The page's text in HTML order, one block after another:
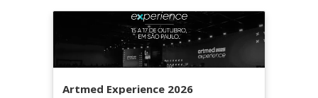
Artmed Experience 2026